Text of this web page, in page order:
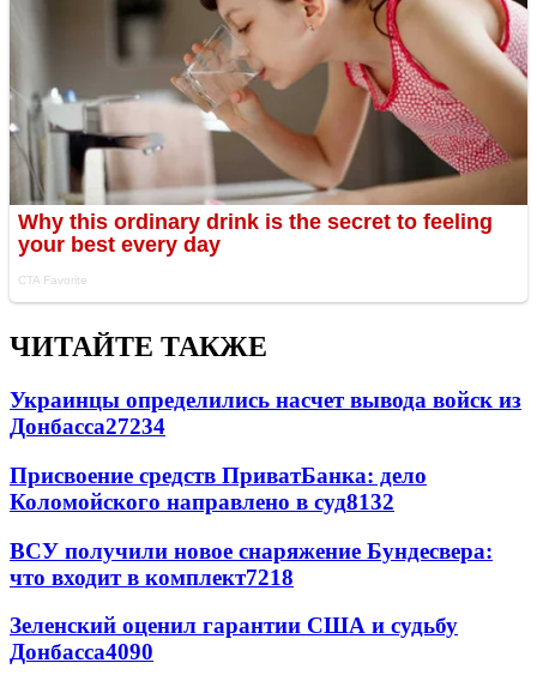
ЧИТАЙТЕ ТАКЖЕ
Украинцы определились насчет вывода войск из
Донбасса27234
Присвоение средств ПриватБанка: дело
Коломойского направлено в суд8132
ВСУ получили новое снаряжение Бундесвера:
что входит в комплект7218
Зеленский оценил гарантии США и судьбу
Донбасса4090